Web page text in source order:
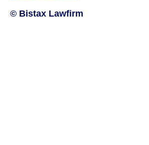
© Bistax Lawfirm